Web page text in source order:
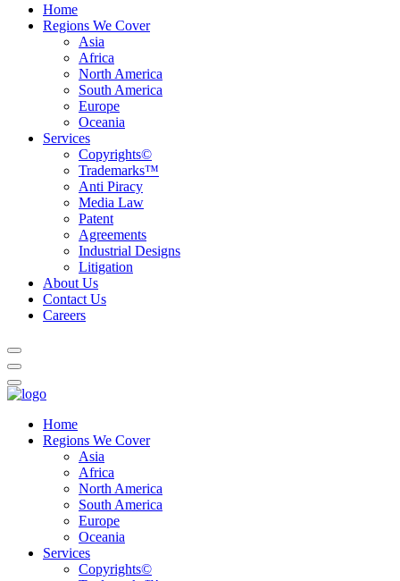
Home
Regions We Cover
Asia
Africa
North America
South America
Europe
Oceania
Services
Copyrights©
Trademarks™
Anti Piracy
Media Law
Patent
Agreements
Industrial Designs
Litigation
About Us
Contact Us
Careers
Home
Regions We Cover
Asia
Africa
North America
South America
Europe
Oceania
Services
Copyrights©